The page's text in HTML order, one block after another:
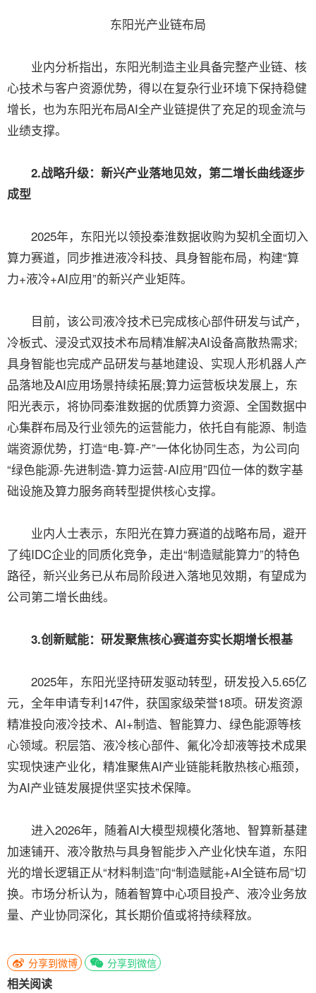
东阳光产业链布局
业内分析指出，东阳光制造主业具备完整产业链、核
心技术与客户资源优势，得以在复杂行业环境下保持稳健
增长，也为东阳光布局AI全产业链提供了充足的现金流与
业绩支撑。
2.战略升级：新兴产业落地见效，第二增长曲线逐步
成型
2025年，东阳光以领投秦淮数据收购为契机全面切入
算力赛道，同步推进液冷科技、具身智能布局，构建“算
力+液冷+AI应用”的新兴产业矩阵。
目前，该公司液冷技术已完成核心部件研发与试产，
冷板式、浸没式双技术布局精准解决AI设备高散热需求;
具身智能也完成产品研发与基地建设、实现人形机器人产
品落地及AI应用场景持续拓展;算力运营板块发展上，东
阳光表示，将协同秦淮数据的优质算力资源、全国数据中
心集群布局及行业领先的运营能力，依托自有能源、制造
端资源优势，打造“电-算-产”一体化协同生态，为公司向
“绿色能源-先进制造-算力运营-AI应用”四位一体的数字基
础设施及算力服务商转型提供核心支撑。
业内人士表示，东阳光在算力赛道的战略布局，避开
了纯IDC企业的同质化竞争，走出“制造赋能算力”的特色
路径，新兴业务已从布局阶段进入落地见效期，有望成为
公司第二增长曲线。
3.创新赋能：研发聚焦核心赛道夯实长期增长根基
2025年，东阳光坚持研发驱动转型，研发投入5.65亿
元，全年申请专利147件，获国家级荣誉18项。研发资源
精准投向液冷技术、AI+制造、智能算力、绿色能源等核
心领域。积层箔、液冷核心部件、氟化冷却液等技术成果
实现快速产业化，精准聚焦AI产业链能耗散热核心瓶颈，
为AI产业链发展提供坚实技术保障。
进入2026年，随着AI大模型规模化落地、智算新基建
加速铺开、液冷散热与具身智能步入产业化快车道，东阳
光的增长逻辑正从“材料制造”向“制造赋能+AI全链布局”切
换。市场分析认为，随着智算中心项目投产、液冷业务放
量、产业协同深化，其长期价值或将持续释放。
分享到微博 分享到微信
相关阅读